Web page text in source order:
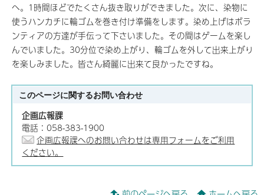
へ。1時間ほどでたくさん抜き取りができました。次に、染物に
使うハンカチに輪ゴムを巻き付け準備をします。染め上げはボラ
ンティアの方達が手伝って下さいました。その間はゲームを楽し
んでいました。30分位で染め上がり、輪ゴムを外して出来上がり
を楽しみました。皆さん綺麗に出来て良かったですね。
このページに関するお問い合わせ
企画広報課
電話：058-383-1900
企画広報課へのお問い合わせは専用フォームをご利用
ください。